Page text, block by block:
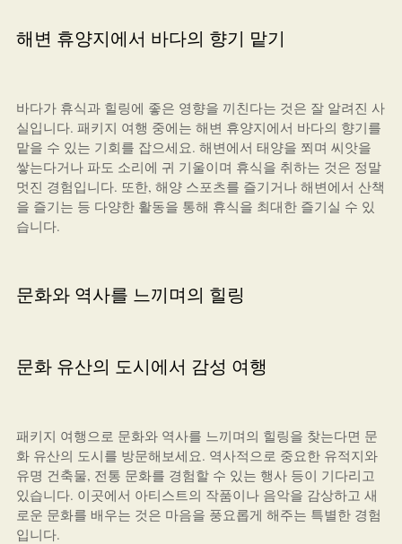
해변 휴양지에서 바다의 향기 맡기
바다가 휴식과 힐링에 좋은 영향을 끼친다는 것은 잘 알려진 사
실입니다. 패키지 여행 중에는 해변 휴양지에서 바다의 향기를
맡을 수 있는 기회를 잡으세요. 해변에서 태양을 쬐며 씨앗을
쌓는다거나 파도 소리에 귀 기울이며 휴식을 취하는 것은 정말
멋진 경험입니다. 또한, 해양 스포츠를 즐기거나 해변에서 산책
을 즐기는 등 다양한 활동을 통해 휴식을 최대한 즐기실 수 있
습니다.
문화와 역사를 느끼며의 힐링
문화 유산의 도시에서 감성 여행
패키지 여행으로 문화와 역사를 느끼며의 힐링을 찾는다면 문
화 유산의 도시를 방문해보세요. 역사적으로 중요한 유적지와
유명 건축물, 전통 문화를 경험할 수 있는 행사 등이 기다리고
있습니다. 이곳에서 아티스트의 작품이나 음악을 감상하고 새
로운 문화를 배우는 것은 마음을 풍요롭게 해주는 특별한 경험
입니다.